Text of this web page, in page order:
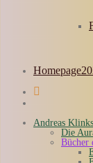
Andreas
Die
Bücher